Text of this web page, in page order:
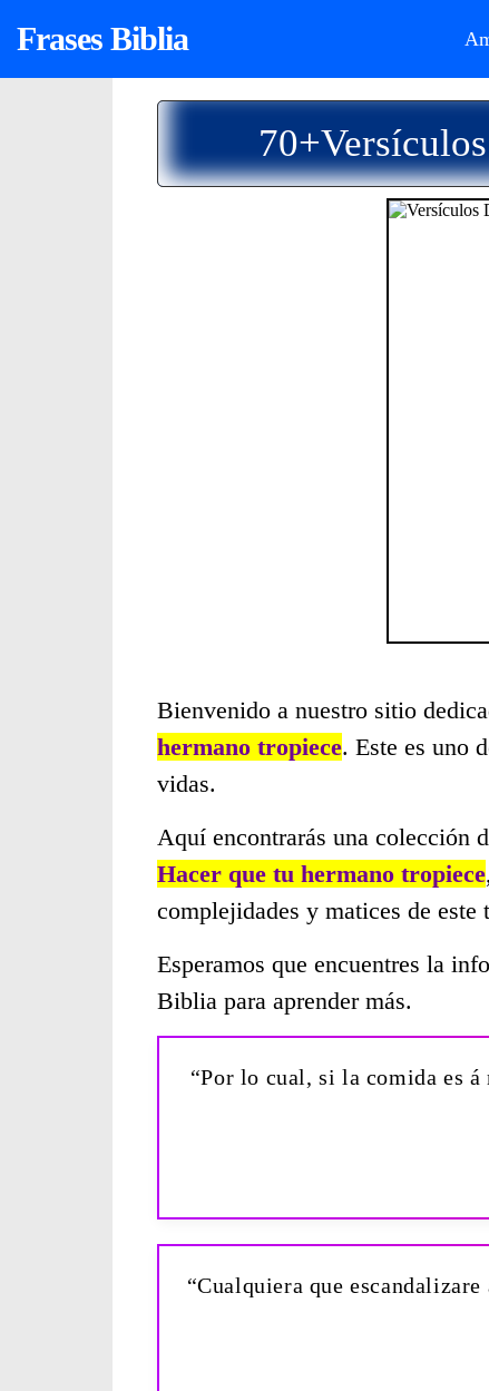
Frases Biblia
Bienvenido a nuestro sitio
hermano tropiece. Este es uno
vidas.
Aquí encontrarás una colección
Hacer que tu hermano tropiece
complejidades y matices de este
Esperamos que encuentres la
Biblia para aprender más.
“Por lo cual, si la comida es á
“Cualquiera que